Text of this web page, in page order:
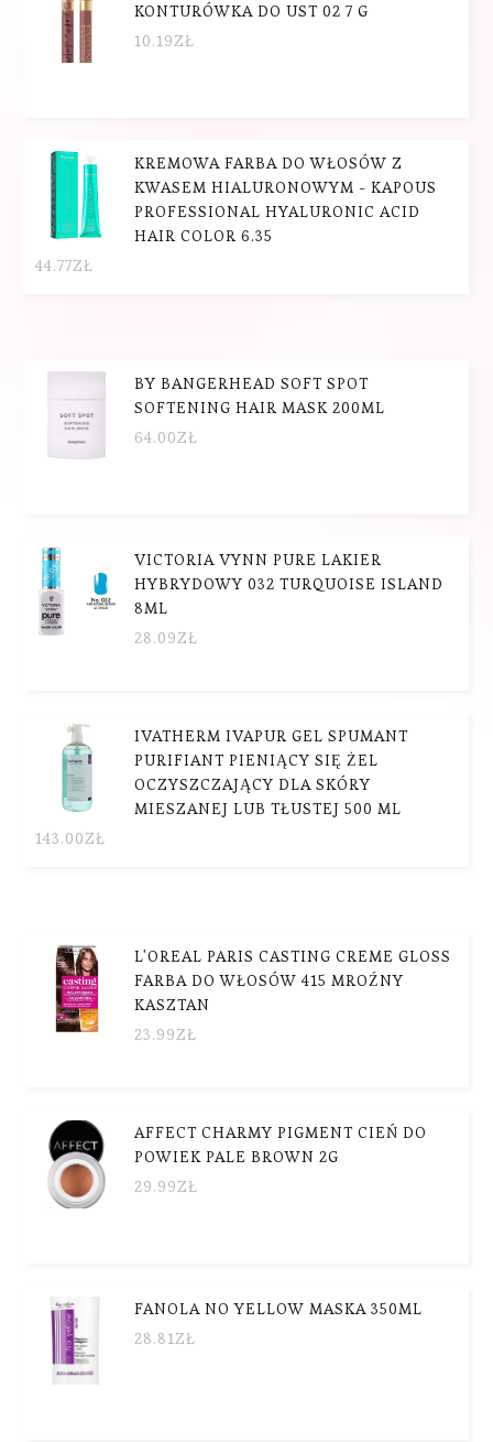
KONTURÓWKA DO UST 02 7 G
10.19ZŁ
KREMOWA FARBA DO WŁOSÓW Z
KWASEM HIALURONOWYM - KAPOUS
PROFESSIONAL HYALURONIC ACID
HAIR COLOR 6.35
44.77ZŁ
BY BANGERHEAD SOFT SPOT
SOFTENING HAIR MASK 200ML
64.00ZŁ
VICTORIA VYNN PURE LAKIER
HYBRYDOWY 032 TURQUOISE ISLAND
8ML
28.09ZŁ
IVATHERM IVAPUR GEL SPUMANT
PURIFIANT PIENIĄCY SIĘ ŻEL
OCZYSZCZAJĄCY DLA SKÓRY
MIESZANEJ LUB TŁUSTEJ 500 ML
143.00ZŁ
L'OREAL PARIS CASTING CREME GLOSS
FARBA DO WŁOSÓW 415 MROŹNY
KASZTAN
23.99ZŁ
AFFECT CHARMY PIGMENT CIEŃ DO
POWIEK PALE BROWN 2G
29.99ZŁ
FANOLA NO YELLOW MASKA 350ML
28.81ZŁ